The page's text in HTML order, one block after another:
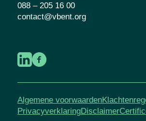
088 – 205 16 00
contact@vbent.org
Algemene voorwaarden
PrivacyverklaringDisclaimer